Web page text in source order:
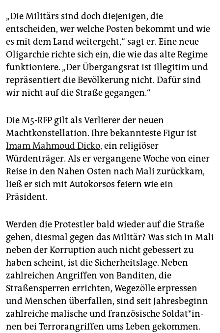
„Die Militärs sind doch diejenigen, die
entscheiden, wer welche Posten bekommt und wie
es mit dem Land weitergeht,“ sagt er. Eine neue
Oligarchie richte sich ein, die wie das alte Regime
funktioniere. „Der Übergangsrat ist illegitim und
repräsentiert die Bevölkerung nicht. Dafür sind
wir nicht auf die Straße gegangen.“
Die M5-RFP gilt als Verlierer der neuen
Machtkonstellation. Ihre bekannteste Figur ist
Imam Mahmoud Dicko, ein religiöser
Würdenträger. Als er vergangene Woche von einer
Reise in den Nahen Osten nach Mali zurückkam,
ließ er sich mit Autokorsos feiern wie ein
Präsident.
Werden die Protestler bald wieder auf die Straße
gehen, diesmal gegen das Militär? Was sich in Mali
neben der Korruption auch nicht gebessert zu
haben scheint, ist die Sicherheitslage. Neben
zahlreichen Angriffen von Banditen, die
Straßensperren errichten, Wegezölle erpressen
und Menschen überfallen, sind seit Jahresbeginn
zahlreiche malische und französische Sol­da­t*in­
nen bei Terrorangriffen ums Leben gekommen.